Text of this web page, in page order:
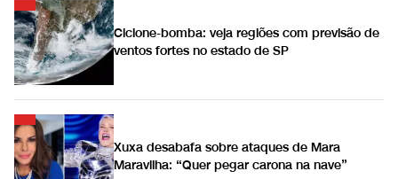
Ciclone-bomba: veja regiões com previsão de
ventos fortes no estado de SP
Xuxa desabafa sobre ataques de Mara
Maravilha: “Quer pegar carona na nave”